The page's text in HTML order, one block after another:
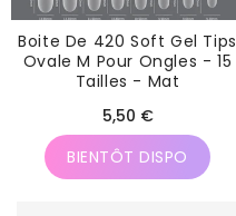
Boite De 420 Soft Gel Tips
Ovale M Pour Ongles - 15
Tailles - Mat
Prix
habituel
5,50 €
BIENTÔT DISPO